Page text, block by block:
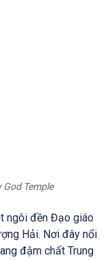
Temple
ngôi đền Đạo giáo
Hải. Nơi đây nổi
đậm chất Trung